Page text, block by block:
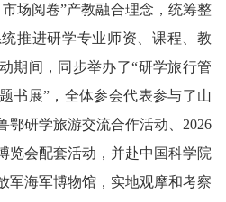
场阅卷”产教融合理念，统筹整
推进研学专业师资、课程、教
期间，同步举办了“研学旅行管
书展”，全体参会代表参与了山
鄂研学旅游交流合作活动、2026
览会配套活动，并赴中国科学院
军海军博物馆，实地观摩和考察